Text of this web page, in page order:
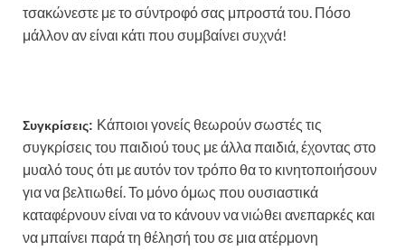
τσακώνεστε με το σύντροφό σας μπροστά του. Πόσο
μάλλον αν είναι κάτι που συμβαίνει συχνά!
Συγκρίσεις: Κάποιοι γονείς θεωρούν σωστές τις
συγκρίσεις του παιδιού τους με άλλα παιδιά, έχοντας στο
μυαλό τους ότι με αυτόν τον τρόπο θα το κινητοποιήσουν
για να βελτιωθεί. Το μόνο όμως που ουσιαστικά
καταφέρνουν είναι να το κάνουν να νιώθει ανεπαρκές και
να μπαίνει παρά τη θέλησή του σε μια ατέρμονη